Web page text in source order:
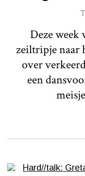
Deze week
zeiltripje naar
over
een